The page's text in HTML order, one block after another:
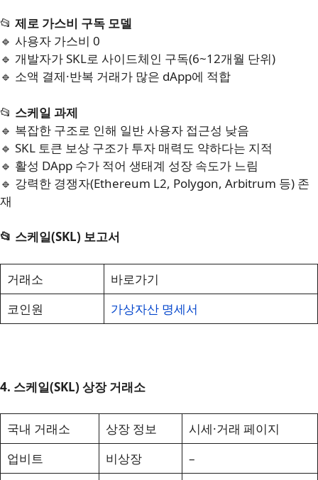
📂 제로 가스비 구독 모델
🔹 사용자 가스비 0
🔹 개발자가 SKL로 사이드체인 구독(6~12개월 단위)
🔹 소액 결제·반복 거래가 많은 dApp에 적합
📂 스케일 과제
🔹 복잡한 구조로 인해 일반 사용자 접근성 낮음
🔹 SKL 토큰 보상 구조가 투자 매력도 약하다는 지적
🔹 활성 DApp 수가 적어 생태계 성장 속도가 느림
🔹 강력한 경쟁자(Ethereum L2, Polygon, Arbitrum 등) 존
재
📂 스케일(SKL) 보고서
거래소
바로가기
코인원
가상자산 명세서
4. 스케일(SKL) 상장 거래소
국내 거래소 상장 정보
시세·거래 페이지
업비트
비상장 –